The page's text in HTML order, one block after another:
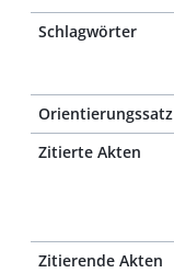
Schlagwörter
Orientierungssatz
Zitierte Akten
Zitierende Akten